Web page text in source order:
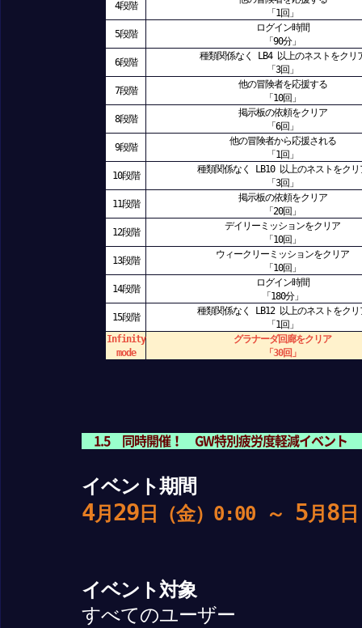
4段階
「1回」
5段階
ログイン時間
「90分」
6段階
種類関係なく LB4 以上のネストをクリ
「3回」
7段階
他の冒険者を応援する
「10回」
8段階
掲示板の依頼をクリア
「6回」
9段階
他の冒険者から応援される
「1回」
10段階
種類関係なく LB10 以上のネストをクリ
「3回」
11段階
掲示板の依頼をクリア
「20回」
12段階
デイリーミッションをクリア
「10回」
13段階
ウィークリーミッションをクリア
「10回」
14段階
ログイン時間
「180分」
15段階
種類関係なく LB12 以上のネストをクリ
「1回」
Infinity
mode
グラナーダ回廊をクリア
「30回」
1.5 同時開催！ GW特別疲労度軽減イベント
イベント期間
4月 29 日（金）0:00 ～ 5月 8
イベント対象
すべてのユーザー